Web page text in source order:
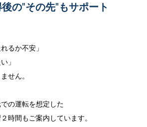
の"その先"もサポート
るか不安」
」
せん。
の運転を想定した
時間 もご案内しています。